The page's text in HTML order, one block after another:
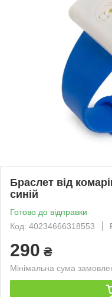
Браслет від
синій
Готово до відправки
Код: 40234666318553
290 ₴
Мінімальна сума